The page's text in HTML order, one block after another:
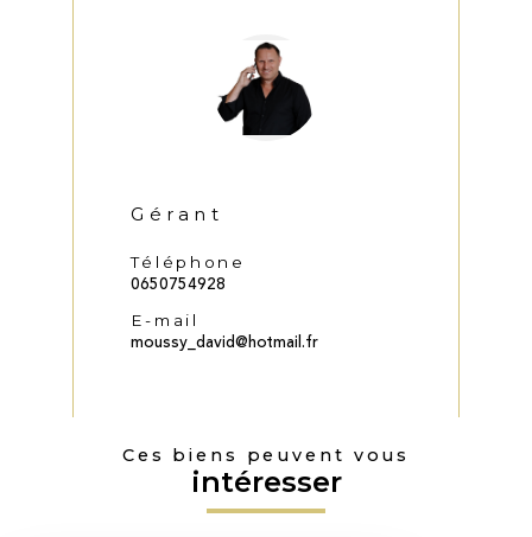
Gérant
Téléphone
0650754928
E-mail
moussy_david@hotmail.fr
Ces biens peuvent vous
intéresser